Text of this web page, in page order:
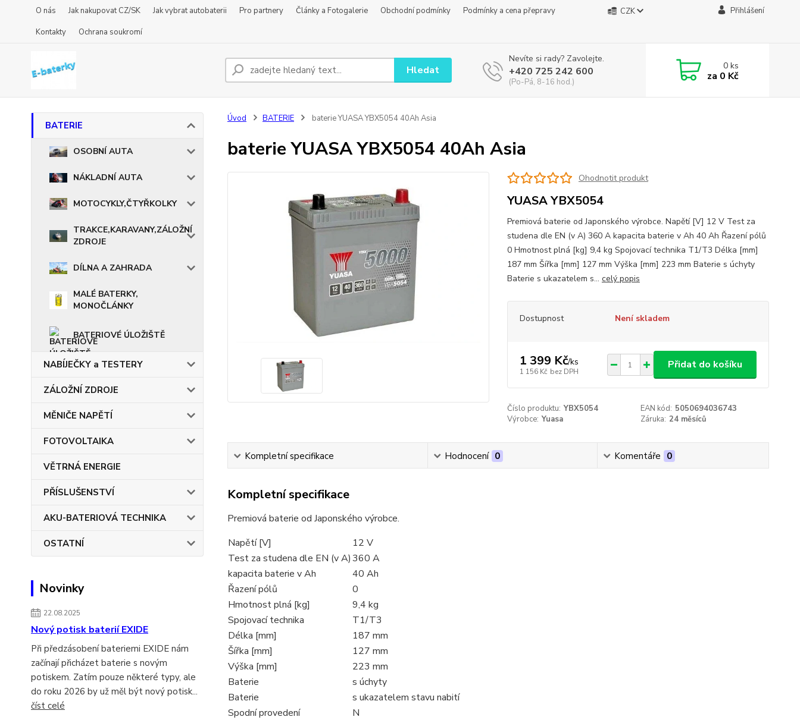
O nás Jak nakupovat CZ/SK Jak vybrat autobaterii Pro partnery Články a Fotogalerie Obchodní podmínky
Podmínky a cena přepravy
Kontakty
Ochrana soukromí
CZK Přihlášení
Hledat
Nevíte si rady? Zavolejte.
+420 725 242 600
(Po-Pá, 8-16 hod.)
0ks
za 0 Kč
BATERIE
OSOBNÍ AUTA
NÁKLADNÍ AUTA
MOTOCYKLY,ČTYŘKOLKY
TRAKCE,KARAVANY,ZÁLOŽNÍ
ZDROJE
DÍLNA A ZAHRADA
MALÉ BATERKY,
MONOČLÁNKY
BATERIOVÉ ÚLOŽIŠTĚ
NABÍJEČKY a TESTERY
ZÁLOŽNÍ ZDROJE
MĚNIČE NAPĚTÍ
FOTOVOLTAIKA
VĚTRNÁ ENERGIE
PŘÍSLUŠENSTVÍ
AKU-BATERIOVÁ TECHNIKA
OSTATNÍ
Novinky
22.08.2025
Nový potisk baterií EXIDE
Při předzásobení bateriemi EXIDE nám
začínají přicházet baterie s novým
potiskem. Zatím pouze některé typy, ale
do roku 2026 by už měl být nový potisk...
číst celé
Úvod BATERIE baterie YUASA YBX5054 40Ah Asia
baterie YUASA YBX5054 40Ah Asia
Ohodnotit produkt
YUASA YBX5054
Premiová baterie od Japonského výrobce. Napětí [V] 12 V Test za
studena dle EN (v A) 360 A kapacita baterie v Ah 40 Ah Řazení pólů
0 Hmotnost plná [kg] 9,4 kg Spojovací technika T1/T3 Délka [mm]
187 mm Šířka [mm] 127 mm Výška [mm] 223 mm Baterie s úchyty
Baterie s ukazatelem s... celý popis
Dostupnost Není skladem
1 399 Kč/ks
1 156 Kč bez DPH
Přidat do košíku
Číslo produktu: YBX5054 EAN kód: 5050694036743
Výrobce: Yuasa Záruka: 24 měsíců
Kompletní specifikace Hodnocení 0 Komentáře 0
Kompletní specifikace
Premiová baterie od Japonského výrobce.
Napětí [V]
12 V
Test za studena dle EN (v A)360 A
kapacita baterie v Ah
40 Ah
Řazení pólů
0
Hmotnost plná [kg]
9,4 kg
Spojovací technika
T1/T3
Délka [mm]
187 mm
Šířka [mm]
127 mm
Výška [mm]
223 mm
Baterie
s úchyty
Baterie
s ukazatelem stavu nabití
Spodní provedení
N